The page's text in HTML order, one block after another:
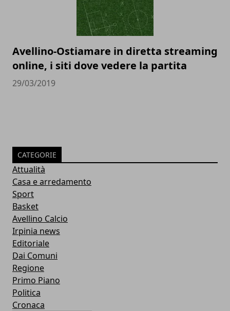
Avellino-Ostiamare in diretta streaming
online, i siti dove vedere la partita
29/03/2019
CATEGORIE
Attualità
Casa e arredamento
Sport
Basket
Avellino Calcio
Irpinia news
Editoriale
Dai Comuni
Regione
Primo Piano
Politica
Cronaca